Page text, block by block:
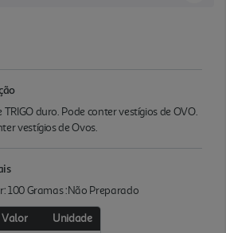
duro. Pode conter vestígios de OVO.
vestígios de Ovos.
100 Gramas :Não Preparado
Valor
Unidade